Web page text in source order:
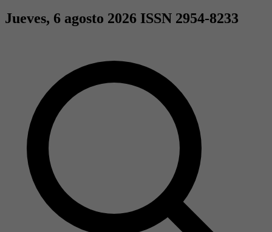
Jueves, 6 agosto 2026 ISSN 2954-8233